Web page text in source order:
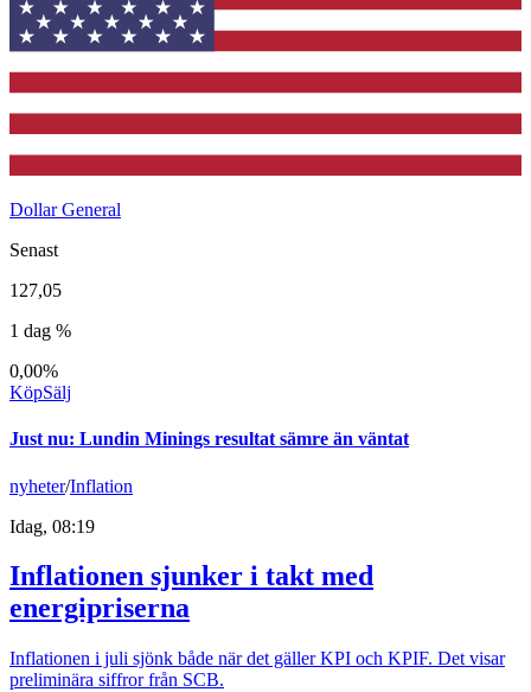
Dollar General
Senast
127,05
1 dag %
0,00%
KöpSälj
Just nu: Lundin Minings resultat sämre än väntat
nyheter/Inflation
Idag, 08:19
Inflationen sjunker i takt med
energipriserna
Inflationen i juli sjönk både när det gäller KPI och KPIF. Det visar
preliminära siffror från SCB.